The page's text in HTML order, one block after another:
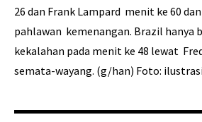
26 dan Frank Lampard menit ke 60
pahlawan kemenangan. Brazil hanya
kekalahan pada menit ke 48 lewat
semata-wayang. (g/han) Foto: